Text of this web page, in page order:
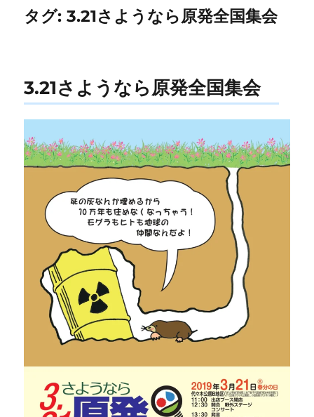
タグ:3.21さようなら原発全国集会
3.21さようなら原発全国集会